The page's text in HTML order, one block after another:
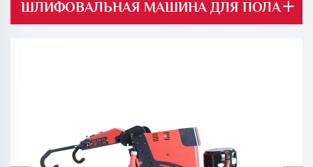
ШЛИФОВАЛЬНАЯ МАШИНА ДЛЯ ПОЛА